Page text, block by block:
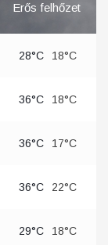
Erős felhőzet
28°C 18°C
36°C 18°C
36°C 17°C
36°C 22°C
29°C 18°C